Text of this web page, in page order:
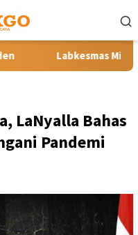
Segera Beroperasi,
LaNyalla Bahas
Pandemi